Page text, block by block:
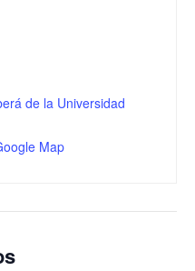
de la Universidad
Map